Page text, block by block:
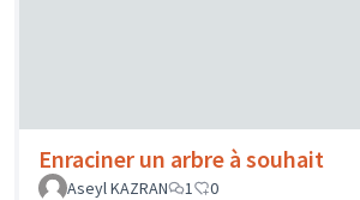
Enraciner un arbre à souhait
Aseyl KAZRAN 1 0